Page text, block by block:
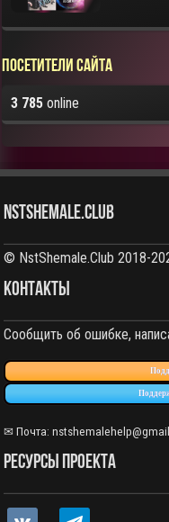
Посетители сайта
3 785 online
NstShemale.Club
© NstShemale.Club 2018-
КОНТАКТЫ
Сообщить об ошибке,
✉ Почта:
РЕСУРСЫ ПРОЕКТА
vkontakte telegram